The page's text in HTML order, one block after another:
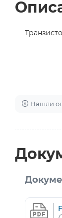
Нашли